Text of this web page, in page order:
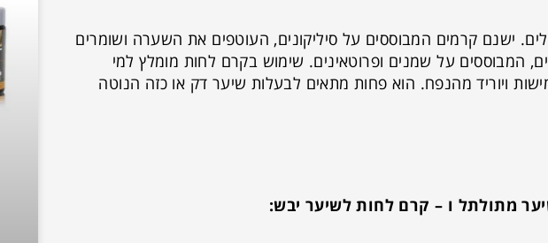
ישנם קרמים המבוססים על סיליקונים, העוטפים את השערה ושומרים
המבוססים על שמנים ופרוטאינים. שימוש בקרם לחות מומלץ למי
ויוריד מהנפח. הוא פחות מתאים לבעלות שיער דק או כזה הנוטה
מתולתל ו – קרם לחות לשיער יבש: